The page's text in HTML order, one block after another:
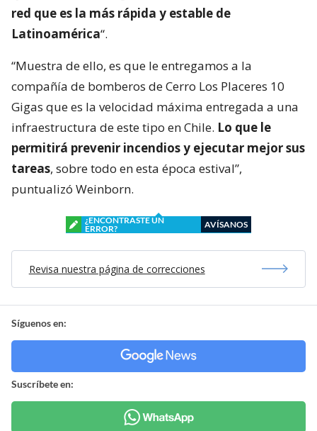
red que es la más rápida y estable de
Latinoamérica“.
“Muestra de ello, es que le entregamos a la
compañía de bomberos de Cerro Los Placeres 10
Gigas que es la velocidad máxima entregada a una
infraestructura de este tipo en Chile. Lo que le
permitirá prevenir incendios y ejecutar mejor sus
tareas, sobre todo en esta época estival”,
puntualizó Weinborn.
¿ENCONTRASTE UN
ERROR?
AVÍSANOS
Revisa nuestra página de correcciones
Síguenos en:
Suscríbete en: